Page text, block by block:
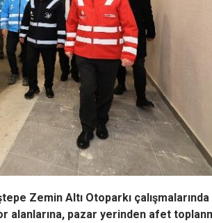
Zemin Altı Otoparkı
alanlarına, pazar yerinden afet